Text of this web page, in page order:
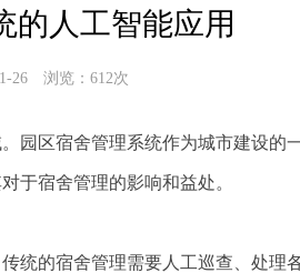
的人工智能应用
26 浏览：612次
园区宿舍管理系统作为城市建设的
于宿舍管理的影响和益处。
统的宿舍管理需要人工巡查、处理